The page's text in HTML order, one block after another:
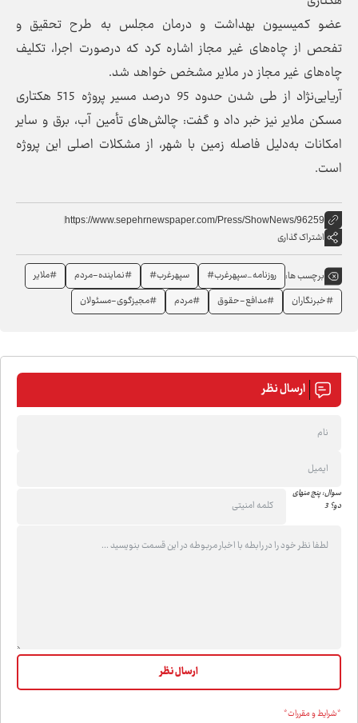
عضو کمیسیون بهداشت و درمان مجلس به طرح تحقیق و
تفحص از چاه‌های غیر مجاز اشاره کرد که درصورت اجرا، تکلیف
چاه‌های غیر مجاز در ملایر مشخص خواهد شد.
آریایی‌نژاد از طی شدن حدود 95 درصد مسیر پروژه 515 هکتاری
مسکن ملایر نیز خبر داد و گفت: چالش‌های تأمین آب، برق و سایر
امکانات به‌دلیل فاصله زمین با شهر، از مشکلات اصلی این پروژه
است.
https://www.sepehrnewspaper.com/Press/ShowNews/96259
اشتراک گذاری
برچسب ها: روزنامه_سپهرغرب# سپهرغرب# #نماینده-مردم
#ملایر
#خبرنگاران
#مدافع-حقوق #مردم #مجیزگوی-مسئولان
ارسال نظر
سوال: پنج منهای
دو؟ 3
*شرایط و مقررات*